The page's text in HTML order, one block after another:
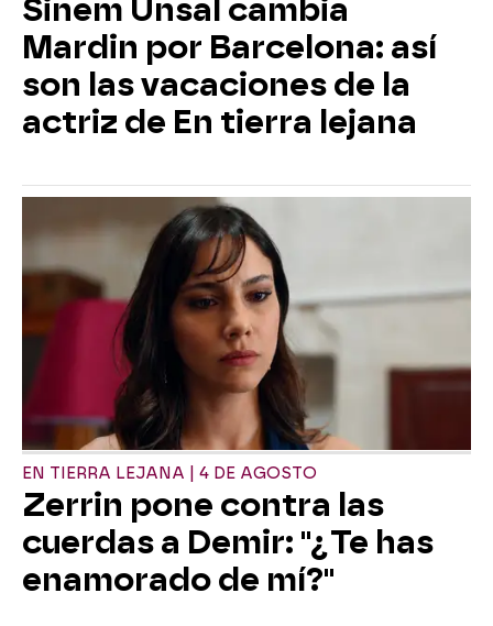
Sinem Ünsal cambia
Mardin por Barcelona: así
son las vacaciones de la
actriz de En tierra lejana
EN TIERRA LEJANA | 4 DE AGOSTO
Zerrin pone contra las
cuerdas a Demir: "¿Te has
enamorado de mí?"